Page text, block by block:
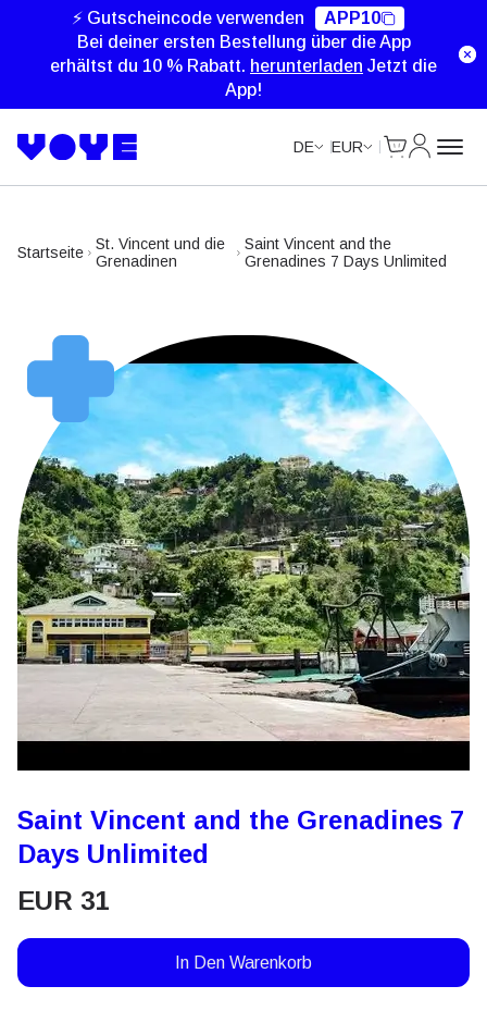
⚡ Gutscheincode verwenden
APP10
Bei deiner ersten Bestellung über die App
erhältst du 10 % Rabatt. herunterladen Jetzt die
App!
DE EUR
Startseite
St. Vincent und die
Grenadinen
Saint Vincent and the
Grenadines 7 Days Unlimited
Saint Vincent and the Grenadines 7
Days Unlimited
EUR 31
In Den Warenkorb
Unlimited Data
Unlimited Data
Unlimited Data